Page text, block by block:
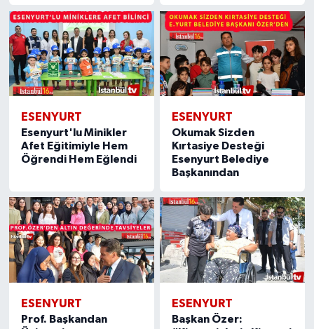
ESENYURT
Esenyurt'lu Minikler
Afet Eğitimiyle Hem
Öğrendi Hem Eğlendi
ESENYURT
Okumak Sizden
Kırtasiye Desteği
Esenyurt Belediye
Başkanından
ESENYURT
Prof. Başkandan
ESENYURT
Başkan Özer: